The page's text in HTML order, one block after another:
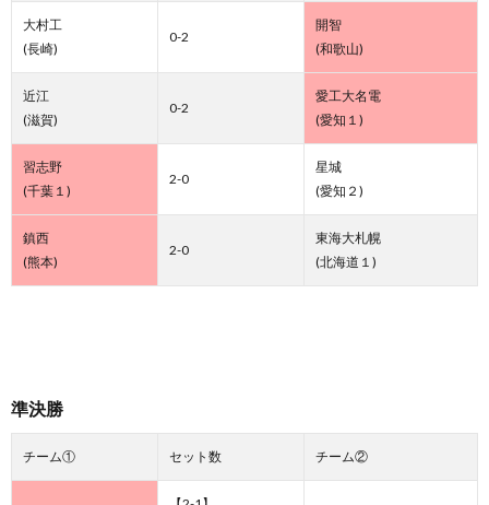
大村工
(長崎)
0-2
開智
(和歌山)
近江
(滋賀)
0-2
愛工大名電
(愛知１)
習志野
(千葉１)
2-0
星城
(愛知２)
鎮西
(熊本)
2-0
東海大札幌
(北海道１)
準決勝
チーム① セット数 チーム②